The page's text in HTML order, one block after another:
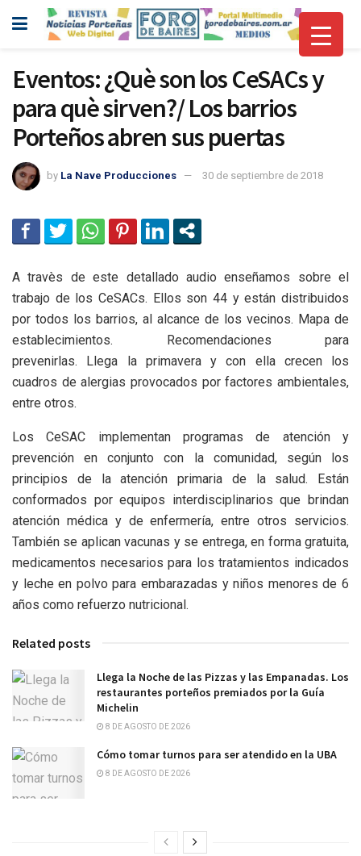
Eventos: ¿Què son los CeSACs y
para què sirven?/ Los barrios
Porteños abren sus puertas
by La Nave Producciones 30 de septiembre de 2018
A travès de este detallado audio enseñamos sobre el
trabajo de los CeSACs. Ellos son 44 y están distribuidos
por todos los barrios, al alcance de los vecinos. Mapa de
establecimientos. Recomendaciones para
prevenirlas. Llega la primavera y con ella crecen los
cuadros de alergias provocados por factores ambientales,
entre otros.
Los CeSAC implementan programas de atención y
prevención en conjunto con la comunidad, según los
principios de la atención primaria de la salud. Están
conformados por equipos interdisciplinarios que brindan
atención médica y de enfermería, entre otros servicios.
También se aplican vacunas y se entrega, en forma gratuita,
medicamentos necesarios para los tratamientos indicados
y leche en polvo para embarazadas y niños menores de 6
años como refuerzo nutricional.
Related posts
Llega la Noche de las Pizzas y las Empanadas. Los
restaurantes porteños premiados por la Guía
Michelin
8 DE AGOSTO DE 2026
Cómo tomar turnos para ser atendido en la UBA
8 DE AGOSTO DE 2026